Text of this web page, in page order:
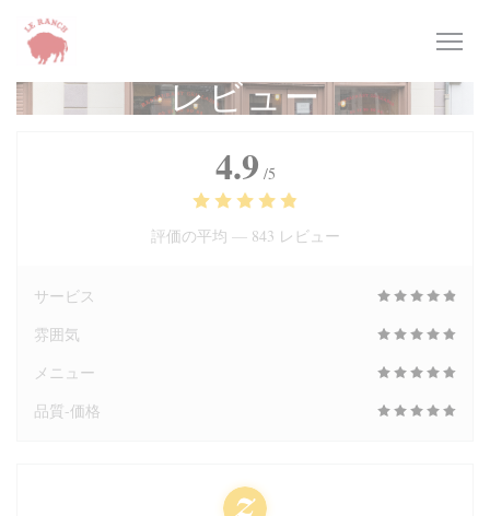
クッキー利用の管理について
レビュー
4.9 /5
評価の平均 — 843 レビュー
サービス
雰囲気
メニュー
品質-価格